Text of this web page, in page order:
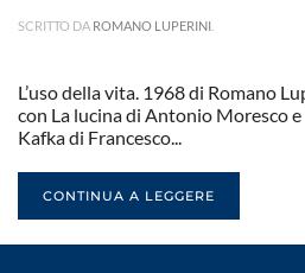
SCRITTO DA ROMANO LUPERINI
L’uso della vita. 1968 di Romano
con La lucina di Antonio Moresco
Kafka di Francesco...
CONTINUA A LEGGERE